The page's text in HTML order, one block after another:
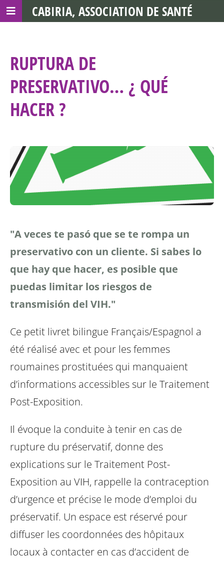
RUPTURA DE
PRESERVATIVO… ¿ QUÉ
HACER ?
"A veces te pasó que se te rompa un
preservativo con un cliente. Si sabes lo
que hay que hacer, es posible que
puedas limitar los riesgos de
transmisión del VIH."
Ce petit livret bilingue Français/Espagnol a
été réalisé avec et pour les femmes
roumaines prostituées qui manquaient
d’informations accessibles sur le Traitement
Post-Exposition.
Il évoque la conduite à tenir en cas de
rupture du préservatif, donne des
explications sur le Traitement Post-
Exposition au VIH, rappelle la contraception
d’urgence et précise le mode d’emploi du
préservatif. Un espace est réservé pour
diffuser les coordonnées des hôpitaux
locaux à contacter en cas d’accident de
CABIRIA, ASSOCIATION DE SANTÉ